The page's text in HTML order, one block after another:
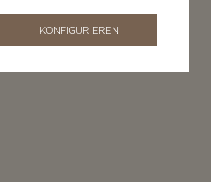
KONFIGURIEREN